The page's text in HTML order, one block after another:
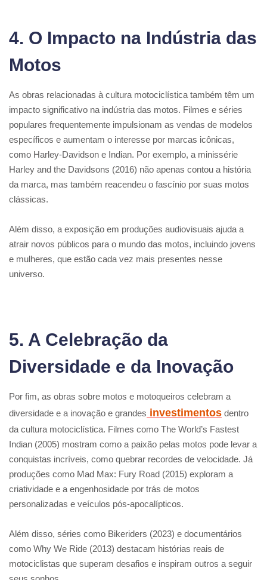
4. O Impacto na Indústria das
Motos
As obras relacionadas à cultura motociclística também têm um
impacto significativo na indústria das motos. Filmes e séries
populares frequentemente impulsionam as vendas de modelos
específicos e aumentam o interesse por marcas icônicas,
como Harley-Davidson e Indian. Por exemplo, a minissérie
Harley and the Davidsons (2016) não apenas contou a história
da marca, mas também reacendeu o fascínio por suas motos
clássicas.
Além disso, a exposição em produções audiovisuais ajuda a
atrair novos públicos para o mundo das motos, incluindo jovens
e mulheres, que estão cada vez mais presentes nesse
universo.
5. A Celebração da
Diversidade e da Inovação
Por fim, as obras sobre motos e motoqueiros celebram a
diversidade e a inovação e grandes investimentos dentro
da cultura motociclística. Filmes como The World’s Fastest
Indian (2005) mostram como a paixão pelas motos pode levar a
conquistas incríveis, como quebrar recordes de velocidade. Já
produções como Mad Max: Fury Road (2015) exploram a
criatividade e a engenhosidade por trás de motos
personalizadas e veículos pós-apocalípticos.
Além disso, séries como Bikeriders (2023) e documentários
como Why We Ride (2013) destacam histórias reais de
motociclistas que superam desafios e inspiram outros a seguir